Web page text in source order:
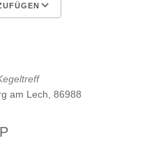
am Lech, 86988